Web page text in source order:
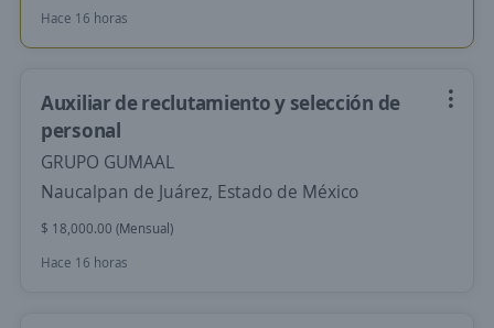
Hace 16 horas
Auxiliar de reclutamiento y selección de
personal
GRUPO GUMAAL
Naucalpan de Juárez, Estado de México
$ 18,000.00 (Mensual)
Hace 16 horas